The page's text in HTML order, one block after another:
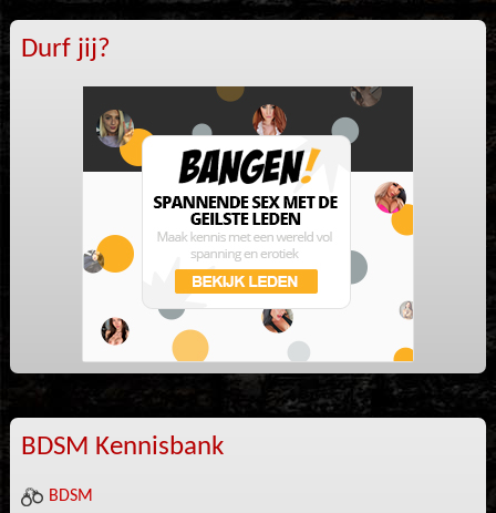
Durf jij?
BDSM Kennisbank
BDSM